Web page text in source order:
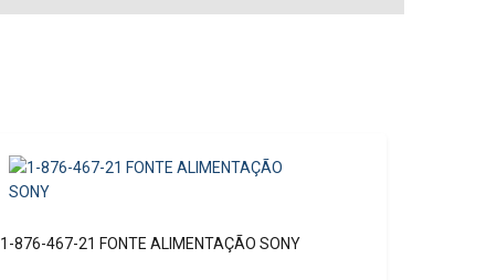
1-876-467-21 FONTE ALIMENTAÇÃO SONY